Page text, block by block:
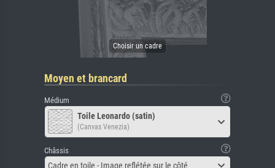
Moyen et brancard
Médium
Toile Leonardo (satin)
(Canvas Venezia)
Châssis
Cadre en toile - Image reflétée sur le côté